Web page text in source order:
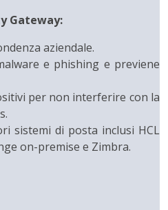
Gateway:
aziendale.
e phishing e previene
per non interferire con la
sistemi di posta inclusi HCL
on-premise e Zimbra.